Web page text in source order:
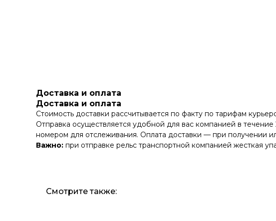
Доставка и оплата
Доставка и оплата
Стоимость доставки рассчитывается по факту по тарифам
Отправка осуществляется удобной для вас компанией в
номером для отслеживания. Оплата доставки — при получении
Важно: при отправке рельс транспортной компанией жесткая
Смотрите также: